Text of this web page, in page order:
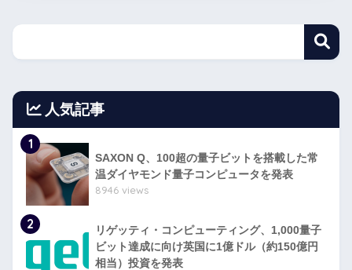
人気記事
1
SAXON Q、100超の量子ビットを搭載した常
温ダイヤモンド量子コンピュータを発表
8946 views
2
リゲッティ・コンピューティング、1,000量子
ビット達成に向け英国に1億ドル（約150億円
相当）投資を発表